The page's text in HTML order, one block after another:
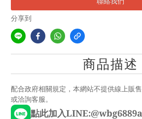
分享到
商品描述
配合政府相關規定，本網站不提供線上販
或洽詢客服。
點此加入LINE:@wbg6889a